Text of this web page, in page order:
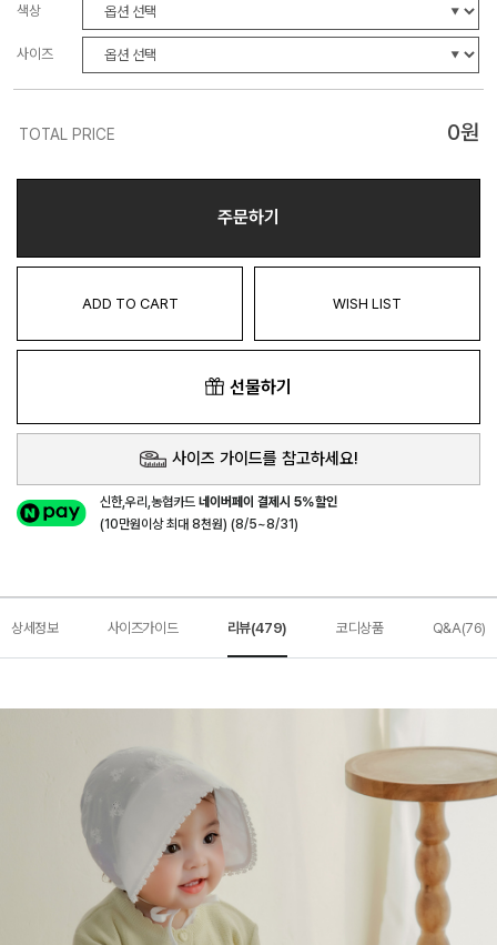
색상
사이즈
TOTAL PRICE 0원
주문하기
ADD TO CART WISH LIST
선물하기
사이즈 가이드를 참고하세요!
신한,우리,농협카드네이버페이 결제시 5%할인
(10만원이상 최대 8천원) (8/5~8/31)
상세정보 사이즈가이드 리뷰(479) 코디상품 Q&A(76)